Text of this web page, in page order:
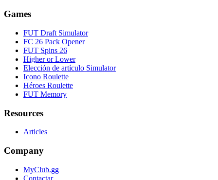
Games
FUT Draft Simulator
FC 26 Pack Opener
FUT Spins 26
Higher or Lower
Elección de artículo Simulator
Icono Roulette
Héroes Roulette
FUT Memory
Resources
Articles
Company
MyClub.gg
Contactar